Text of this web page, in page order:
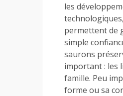
les
permettent de
simple
saurons
important : les
famille. Peu
forme ou sa